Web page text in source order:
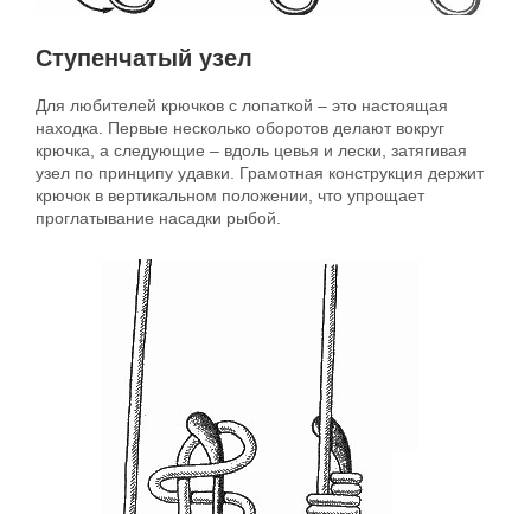
Ступенчатый узел
Для любителей крючков с лопаткой – это настоящая
находка. Первые несколько оборотов делают вокруг
крючка, а следующие – вдоль цевья и лески, затягивая
узел по принципу удавки. Грамотная конструкция держит
крючок в вертикальном положении, что упрощает
проглатывание насадки рыбой.